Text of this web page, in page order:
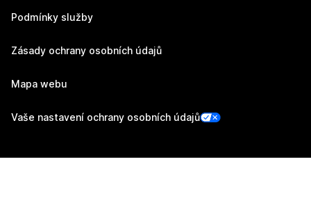
Podmínky služby
Zásady ochrany osobních údajů
Mapa webu
Vaše nastavení ochrany osobních údajů